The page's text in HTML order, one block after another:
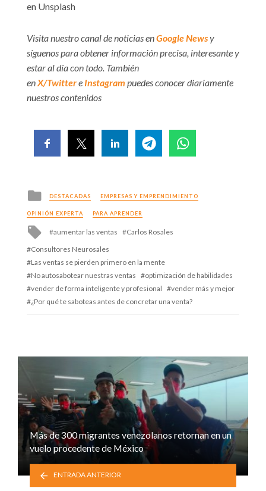
en Unsplash
Visita nuestro canal de noticias enGoogle Newsy
síguenos para obtener información precisa, interesante y
estar al día con todo. También
enX/Twittere Instagram puedes conocer diariamente
nuestros contenidos
Posted
in
DESTACADAS EMPRESAS Y EMPRENDIMIENTO
OPINIÓN EXPERTA PARA APRENDER
Tagged
aumentar las ventas
Carlos Rosales
Consultores Neurosales
Las ventas se pierden primero en la mente
No autosabotear nuestras ventas
optimización de habilidades
vender de forma inteligente y profesional
vender más y mejor
¿Por qué te saboteas antes de concretar una venta?
Más de 300 migrantes venezolanos retornan en un
vuelo procedente de México
ENTRADA ANTERIOR